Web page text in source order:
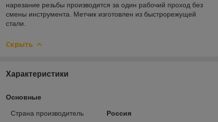
нарезание резьбы производится за один рабочий проход без
смены инструмента. Метчик изготовлен из быстрорежущей
стали.
Скрыть
Характеристики
Основные
Страна производитель
Россия